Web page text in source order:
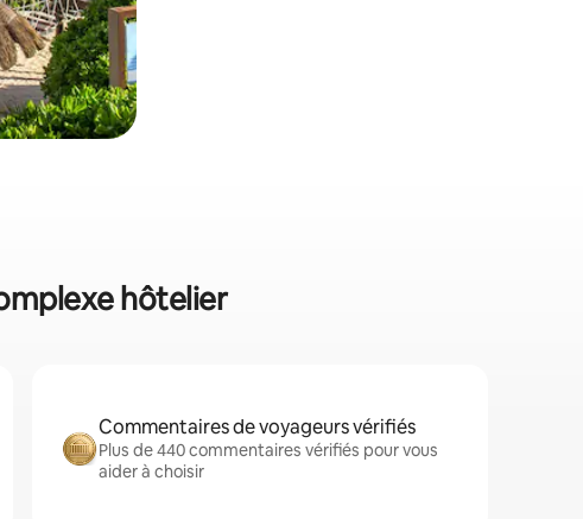
hôtelier
Commentaires de voyageurs vérifiés
Plus de 440 commentaires vérifiés pour vous
aider à choisir